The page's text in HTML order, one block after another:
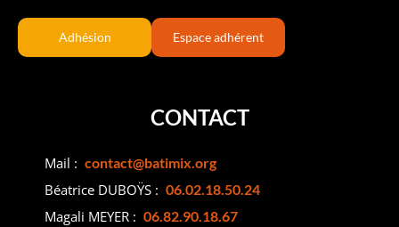
Adhésion Espace adhérent
CONTACT
Mail : contact@batimix.org
Béatrice DUBOŸS : 06.02.18.50.24
Magali MEYER : 06.82.90.18.67